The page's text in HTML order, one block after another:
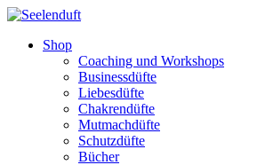
Shop
Coaching und Workshops
Businessdüfte
Liebesdüfte
Chakrendüfte
Mutmachdüfte
Schutzdüfte
Bücher